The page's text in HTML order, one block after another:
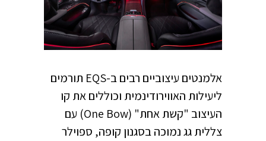
אלמנטים עיצוביים רבים ב-EQS תורמים
ליעילות האווירודינמית וכוללים את קו
העיצוב "קשת אחת" (One Bow) עם
צללית גג נמוכה בסגנון קופה, ספוילר